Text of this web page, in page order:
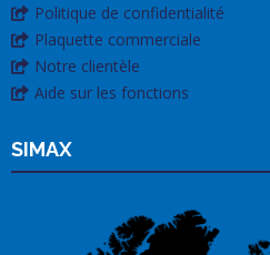
Politique de confidentialité
Plaquette commerciale
Notre clientèle
Aide sur les fonctions
SIMAX